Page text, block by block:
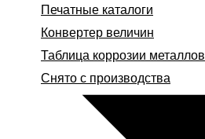
Печатные каталоги
Конвертер величин
Таблица коррозии металлов
Снято с производства